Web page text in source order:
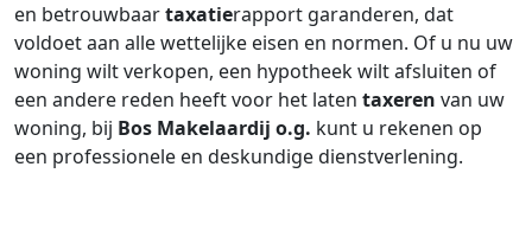
en betrouwbaartaxatierapport garanderen, dat
voldoet aan alle wettelijke eisen en normen. Of u nu uw
woning wilt verkopen, een hypotheek wilt afsluiten of
een andere reden heeft voor het laten taxeren van uw
woning, bij Bos Makelaardij o.g. kunt u rekenen op
een professionele en deskundige dienstverlening.